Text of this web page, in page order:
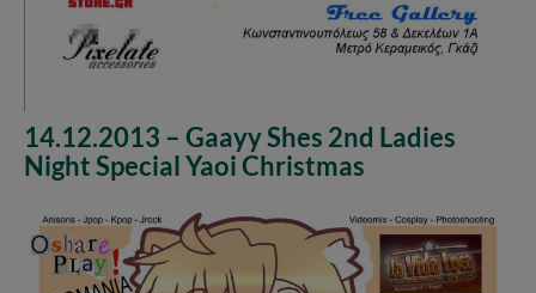
14.12.2013 – Gaayy Shes 2nd Ladies
Night Special Yaoi Christmas